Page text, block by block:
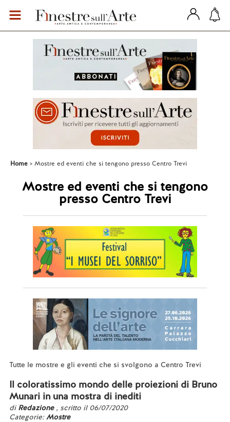
Home Mostre ed eventi che si tengono presso Centro Trevi
Mostre ed eventi che si tengono
presso Centro Trevi
Tutte le mostre e gli eventi che si svolgono a Centro Trevi
Il coloratissimo mondo delle proiezioni di Bruno
Munari in una mostra di inediti
di Redazione , scritto il 06/07/2020
Categorie:Mostre